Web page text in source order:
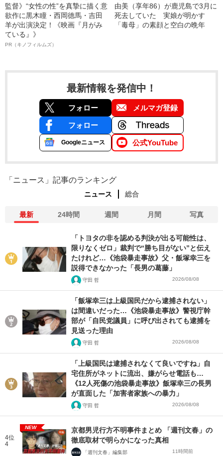
監督》“女性の性”を真摯に描く意
欲作に黒木瞳・西岡德馬・吉田
羊が出演決定！《映画『月がみ
ている』》
PR（キノフィルムズ）
由美（享年86）が鹿児島で3月に
死去していた 実娘が明かす
「毒母」の素顔と空白の晩年
最新情報を発信中！
フォロー メルマガ登録
フォロー
Googleニュース 公式YouTube
「ニュース」記事のランキング
ニュース 総合
最新 24時間 週間 月間 写真
「トヨタの非を認める判決が出る可能性は、
限りなくゼロ」裁判で“勝ち目がない”と伝え
たけれど…《池袋暴走事故》父・飯塚幸三を
説得できなかった「長男の葛藤」
守田 哲 2026/08/08
「飯塚幸三は上級国民だから逮捕されない」
は間違いだった…《池袋暴走事故》警視庁幹
部が「自民党議員」に呼び出されても逮捕を
見送った理由
守田 哲 2026/08/08
「上級国民は逮捕されなくて良いですね」自
宅住所がネットに流出、嫌がらせ電話も…
《12人死傷の池袋暴走事故》飯塚幸三の長男
が直面した「加害者家族への暴力」
守田 哲 2026/08/08
4位
4
NEW
京都男児行方不明事件まとめ 「週刊文春」の
徹底取材で明らかになった真相
「週刊文春」編集部 11時間前